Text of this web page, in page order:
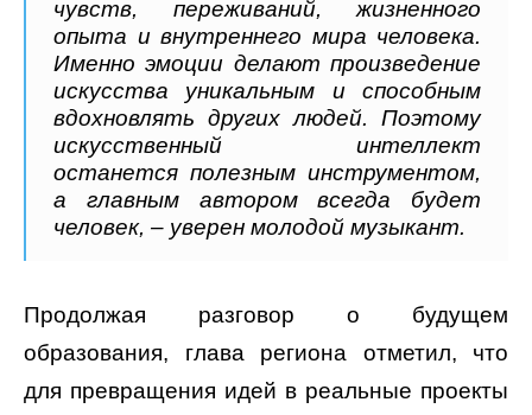
чувств, переживаний, жизненного
опыта и внутреннего мира человека.
Именно эмоции делают произведение
искусства уникальным и способным
вдохновлять других людей. Поэтому
искусственный интеллект
останется полезным инструментом,
а главным автором всегда будет
человек, – уверен молодой музыкант.
Продолжая разговор о будущем
образования, глава региона отметил, что
для превращения идей в реальные проекты